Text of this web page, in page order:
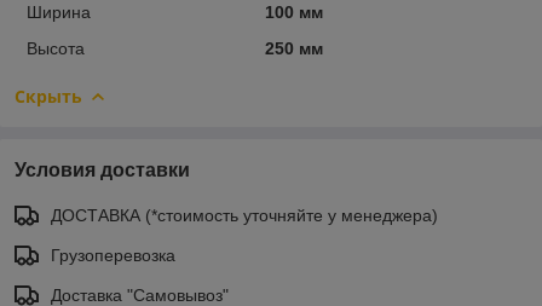
Ширина
100 мм
Высота
250 мм
Скрыть
Условия доставки
ДОСТАВКА (*стоимость уточняйте у менеджера)
Грузоперевозка
Доставка "Самовывоз"